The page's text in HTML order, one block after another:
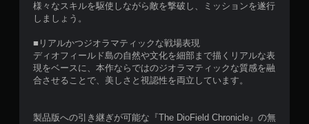
様々なスキルを駆使しながら敵を撃破し、ミッションを遂行
しましょう。
■リアルかつジオラマティックな戦場表現
ディオフィールド島の自然や文化を細部まで描くリアルな表
現をベースに、本作ならではのジオラマティックな質感を融
合させることで、美しさと視認性を両立しています。
製品版への引き継ぎが可能な『The DioField Chronicle』の無